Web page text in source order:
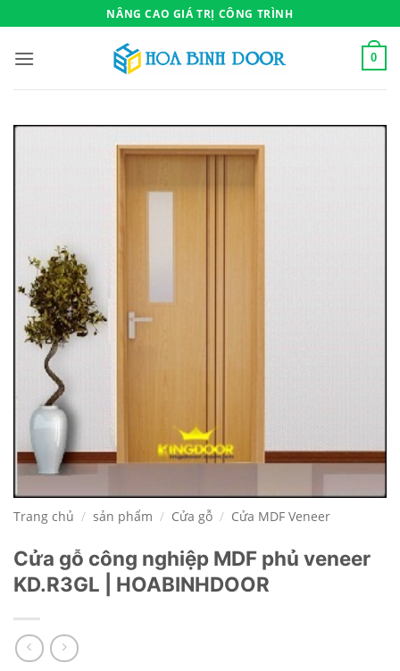
qua
nội
NÂNG CAO GIÁ TRỊ CÔNG TRÌNH
0
Trang chủ / sản phẩm / Cửa gỗ / Cửa MDF Veneer
Cửa gỗ công nghiệp MDF phủ veneer
KD.R3GL | HOABINHDOOR